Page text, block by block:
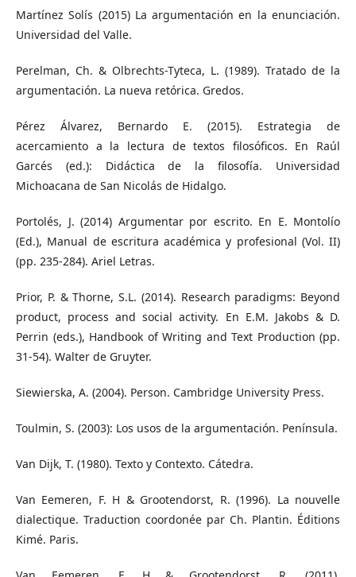
Martínez Solís (2015) La argumentación en la enunciación.
Universidad del Valle.
Perelman, Ch. & Olbrechts-Tyteca, L. (1989). Tratado de la
argumentación. La nueva retórica. Gredos.
Pérez Álvarez, Bernardo E. (2015). Estrategia de
acercamiento a la lectura de textos filosóficos. En Raúl
Garcés (ed.): Didáctica de la filosofía. Universidad
Michoacana de San Nicolás de Hidalgo.
Portolés, J. (2014) Argumentar por escrito. En E. Montolío
(Ed.), Manual de escritura académica y profesional (Vol. II)
(pp. 235-284). Ariel Letras.
Prior, P. & Thorne, S.L. (2014). Research paradigms: Beyond
product, process and social activity. En E.M. Jakobs & D.
Perrin (eds.), Handbook of Writing and Text Production (pp.
31-54). Walter de Gruyter.
Siewierska, A. (2004). Person. Cambridge University Press.
Toulmin, S. (2003): Los usos de la argumentación. Península.
Van Dijk, T. (1980). Texto y Contexto. Cátedra.
Van Eemeren, F. H & Grootendorst, R. (1996). La nouvelle
dialectique. Traduction coordonée par Ch. Plantin. Éditions
Kimé. Paris.